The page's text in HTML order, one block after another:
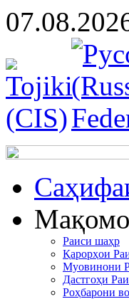
Раиси шаҳр
Қарорҳои
Муовинони
Дастгоҳи
Роҳбарони